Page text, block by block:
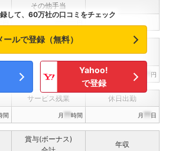
その他手当
インセンティブ賞与
決算賞与
???,??? 円 ???,??? 円
サービス残業 休日出勤
間 月 ??時間 月 ??日
賞与(ボーナス)
年収
して、60万社の口コミをチェック
ールで登録（無料）
Yahoo!
で登録